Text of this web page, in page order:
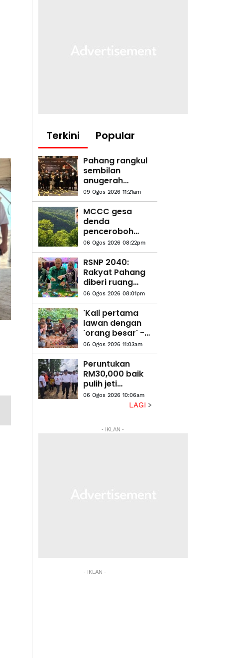
Terkini Popular
Pahang rangkul
sembilan
anugerah
Malam
Anugerah
Industri
Pelancongan
2026
09 Ogos 2026 11:21am
MCCC gesa
denda
penceroboh
tanah dinaikkan
RM20 juta
06 Ogos 2026 08:22pm
RSNP 2040:
Rakyat Pahang
diberi ruang
kemuka
pandangan,
cadangan hala
tuju
pembangunan
negeri
06 Ogos 2026 08:01pm
'Kali pertama
lawan dengan
'orang besar' -
Pesara polis
teruja main dam
dengan MB
Pahang
06 Ogos 2026 11:03am
Peruntukan
RM30,000 baik
pulih jeti
nelayan Sungai
Belat - Wan
06 Ogos 2026 10:06am
LAGI
- IKLAN -
- IKLAN -